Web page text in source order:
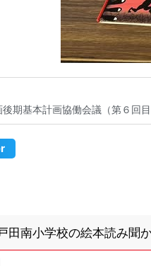
田南小学校の絵本読み